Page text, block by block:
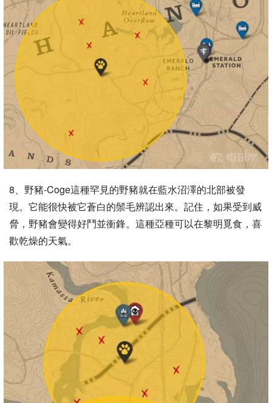
8、野豬-Coge這種罕見的野豬就在藍水沼澤的北部被發
現。它能很快被它蒼白的鬃毛辨認出來。記住，如果受到威
脅，野豬會變得好鬥並衝鋒。這種亞種可以在黎明覓食，喜
歡乾燥的天氣。